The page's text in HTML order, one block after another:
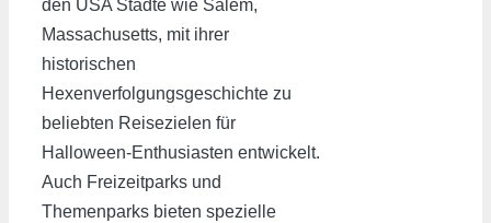
den USA Städte wie Salem,
Massachusetts, mit ihrer
historischen
Hexenverfolgungsgeschichte zu
beliebten Reisezielen für
Halloween-Enthusiasten entwickelt.
Auch Freizeitparks und
Themenparks bieten spezielle